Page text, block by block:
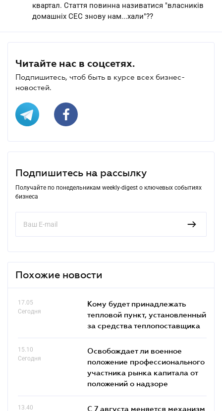
квартал. Стаття повинна називатися "власників
домашніх СЕС знову нам...хали"??
Читайте нас в соцсетях.
Подпишитесь, чтоб быть в курсе всех бизнес-
новостей.
Подпишитесь на рассылку
Получайте по понедельникам weekly-digest о ключевых событиях
бизнеса
Похожие новости
17.05
Сегодня
Кому будет принадлежать
тепловой пункт, установленный
за средства теплопоставщика
15.10
Сегодня
Освобождает ли военное
положение профессионального
участника рынка капитала от
положений о надзоре
13.40
С 7 августа меняется механизм